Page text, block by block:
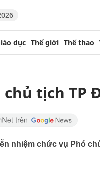
dục Thế giới Thể thao
tịch TP
nhiệm chức vụ Phó